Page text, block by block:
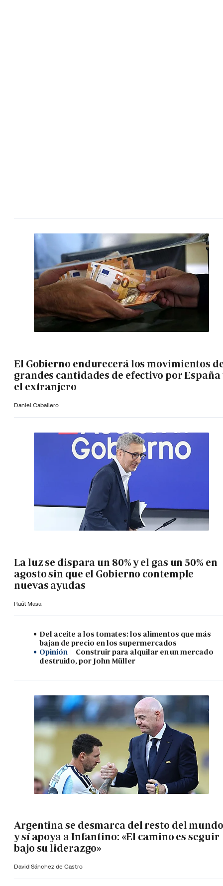
El Gobierno endurecerá los movimientos
grandes cantidades de efectivo por España
el extranjero
Daniel Caballero
La luz se dispara un 80% y el gas un 50% en
agosto sin que el Gobierno contemple
nuevas ayudas
Raúl Masa
Del aceite a los tomates: los alimentos que más
bajan de precio en los supermercados
Opinión
Construir para alquilar en un mercado
destruido, por John Müller
Argentina se desmarca del resto del mundo
y sí apoya a Infantino: «El camino es seguir
bajo su liderazgo»
David Sánchez de Castro